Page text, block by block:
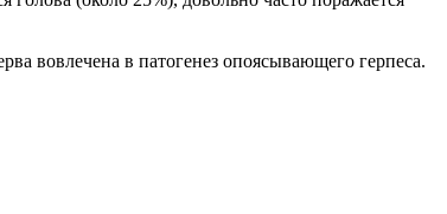
вовлечена в патогенез опоясывающего герпеса.